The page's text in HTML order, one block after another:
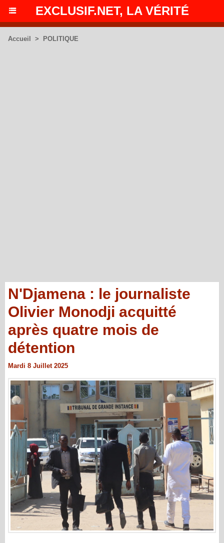
EXCLUSIF.NET, LA VÉRITÉ
Accueil > POLITIQUE
N'Djamena : le journaliste
Olivier Monodji acquitté
après quatre mois de
détention
Mardi 8 Juillet 2025